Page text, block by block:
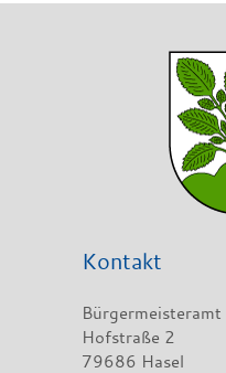
Kontakt
Bürgermeisteramt
Hofstraße 2
79686 Hasel